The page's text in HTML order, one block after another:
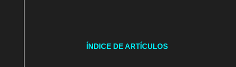
ÍNDICE DE ARTÍCULOS